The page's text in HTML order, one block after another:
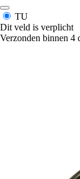
TU
Dit veld is verplicht
Verzonden binnen 4